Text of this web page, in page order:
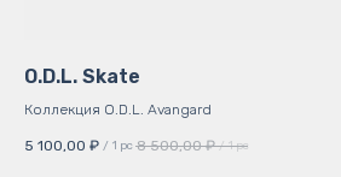
O.D.L. Skate
Коллекция O.D.L. Avangard
5 100,00 ₽ / 1 pc 8 500,00 ₽ / 1 pc